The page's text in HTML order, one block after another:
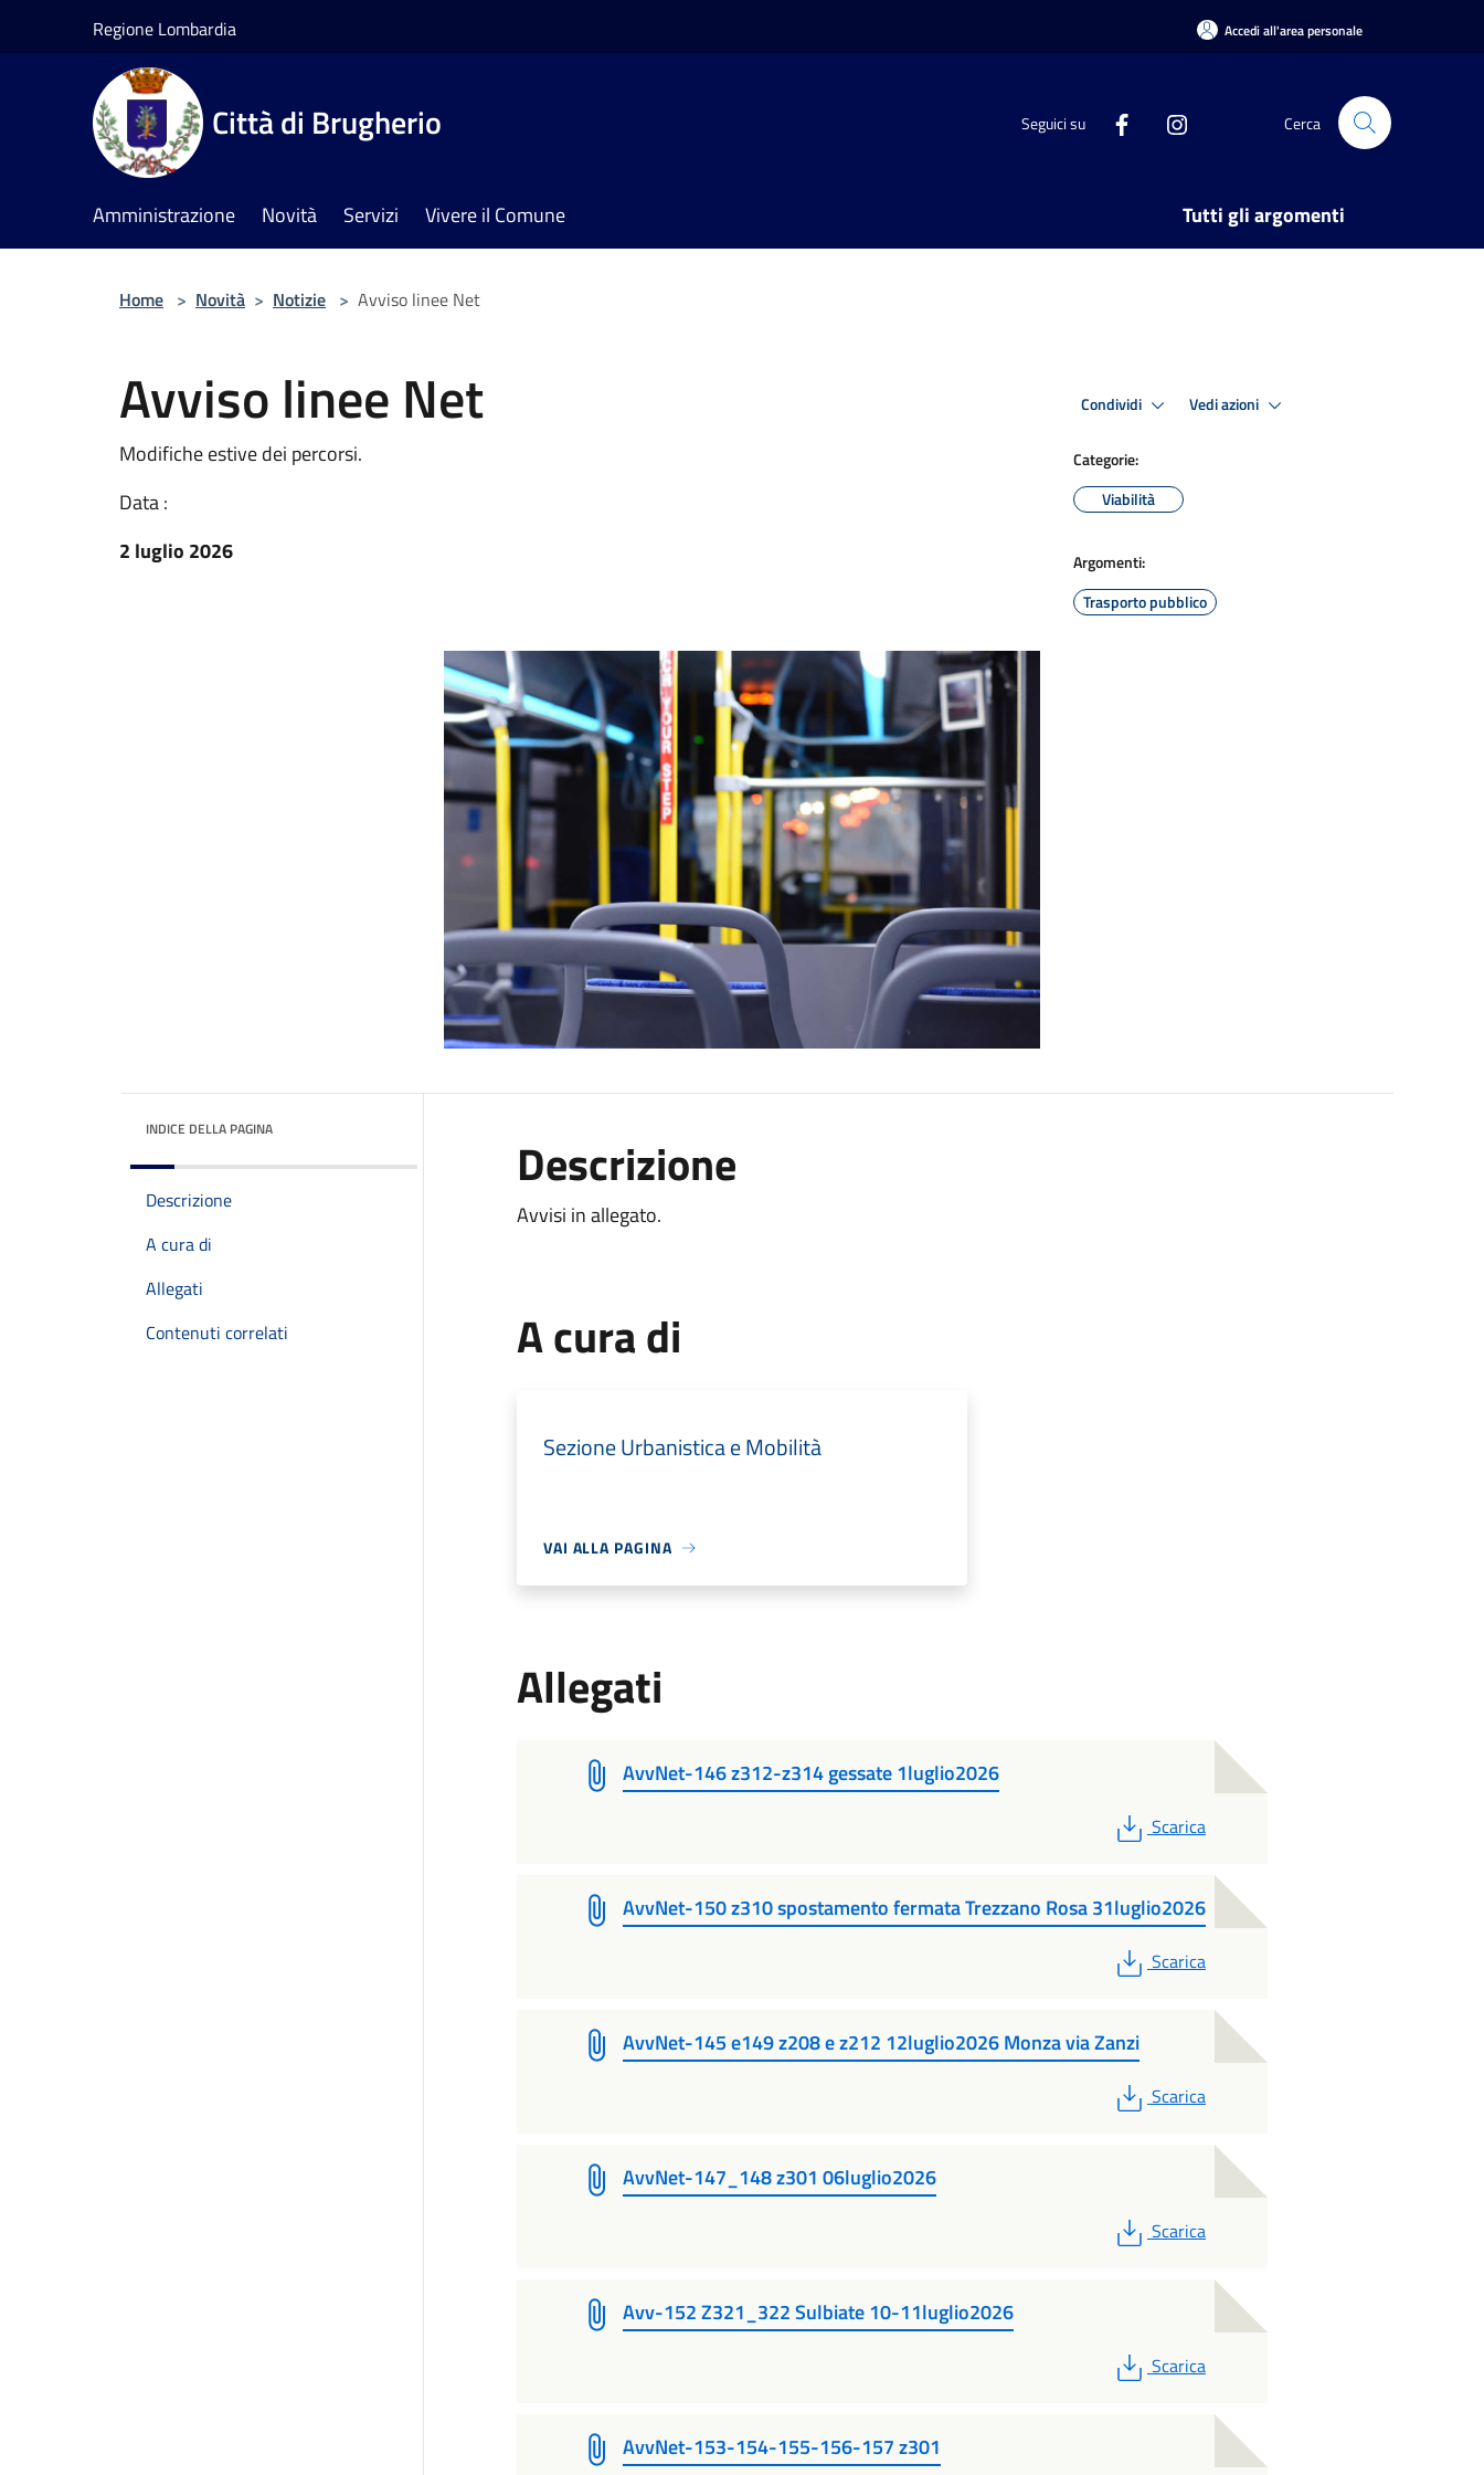
Regione Lombardia Accedi all'area personale
Città di Brugherio Seguici su Cerca
Amministrazione Novità Servizi Vivere il Comune Tutti gli argomenti
Home > Novità > Notizie > Avviso linee Net
Avviso linee Net
Modifiche estive dei percorsi.
Data :
2 luglio 2026
Condividi Vedi azioni
Categorie:
Viabilità
Argomenti:
Trasporto pubblico
INDICE DELLA PAGINA
Descrizione
A cura di
Allegati
Contenuti correlati
Descrizione
Avvisi in allegato.
A cura di
Sezione Urbanistica e Mobilità
VAI ALLA PAGINA
Allegati
AvvNet-146 z312-z314 gessate 1luglio2026
PDF
Scarica
AvvNet-150 z310 spostamento fermata Trezzano Rosa 31luglio2026
PDF
Scarica
AvvNet-145 e149 z208 e z212 12luglio2026 Monza via Zanzi
PDF
Scarica
AvvNet-147_148 z301 06luglio2026
PDF
Scarica
Avv-152 Z321_322 Sulbiate 10-11luglio2026
PDF
Scarica
AvvNet-153-154-155-156-157 z301